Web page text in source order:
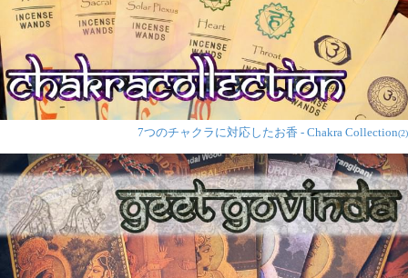
7つのチャクラに対応したお香 - Chakra Collection(2)